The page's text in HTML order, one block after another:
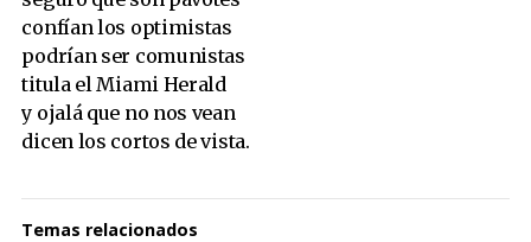
confían los optimistas
podrían ser comunistas
titula el Miami Herald
y ojalá que no nos vean
dicen los cortos de vista.
Temas relacionados